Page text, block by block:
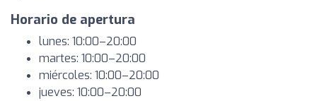
Horario de apertura
lunes: 10:00–20:00
martes: 10:00–20:00
miércoles: 10:00–20:00
jueves: 10:00–20:00